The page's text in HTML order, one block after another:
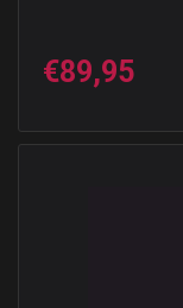
€89,95